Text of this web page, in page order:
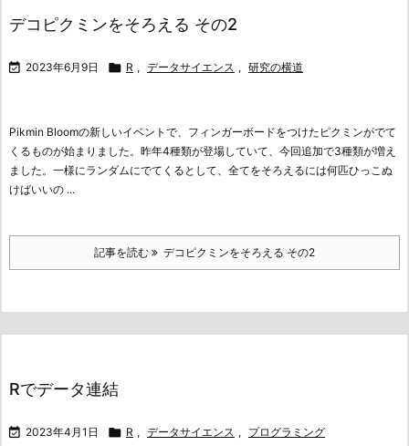
デコピクミンをそろえる その2
 2023年6月9日  R , データサイエンス , 研究の横道
Pikmin Bloomの新しいイベントで、フィンガーボードをつけたピクミンがでて
くるものが始まりました。昨年4種類が登場していて、今回追加で3種類が増え
ました。一様にランダムにでてくるとして、全てをそろえるには何匹ひっこぬ
けばいいの ...
記事を読む デコピクミンをそろえる その2
Rでデータ連結
 2023年4月1日  R , データサイエンス , プログラミング